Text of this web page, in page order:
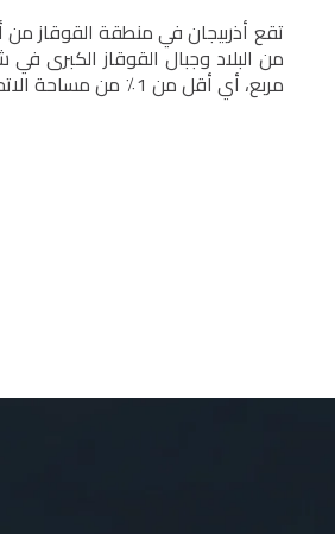
تقع أذربيجان في منطقة القوقاز من
مربع، أي أقل من 1٪ من مساحة الاتحاد السوفياتي السابق.